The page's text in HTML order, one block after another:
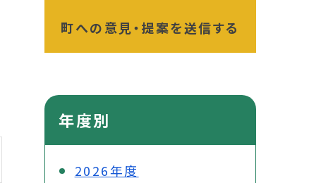
町への意見・提案を送信する
年度別
2026年度